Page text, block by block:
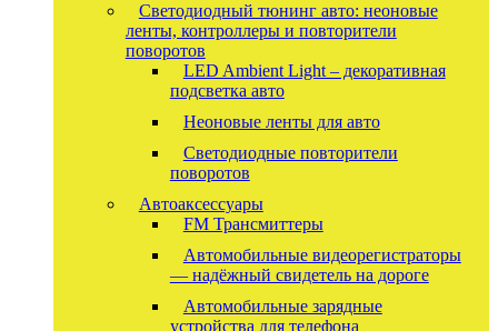
Светодиодный тюнинг авто: неоновые
ленты, контроллеры и повторители
поворотов
LED Ambient Light – декоративная
подсветка авто
Неоновые ленты для авто
Светодиодные повторители
поворотов
Автоаксессуары
FM Трансмиттеры
Автомобильные видеорегистраторы
— надёжный свидетель на дороге
Автомобильные зарядные
устройства для телефона